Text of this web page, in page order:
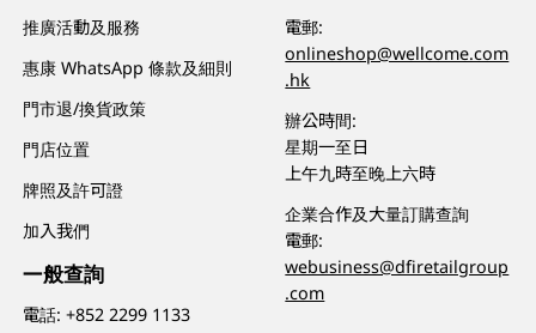
推廣活動及服務
惠康 WhatsApp 條款及細則
門市退/換貨政策
門店位置
牌照及許可證
加入我們
一般查詢
電話:+852 2299 1133
電郵:
onlineshop@wellcome.com
.hk
辦公時間:
星期一至日
上午九時至晚上六時
企業合作及大量訂購查詢
電郵:
webusiness@dfiretailgroup
.com